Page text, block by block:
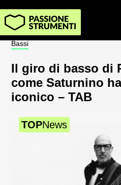
Contatti
Impostazioni dei cookie
Chi Siamo
Newsletter
Bassi
Il giro di basso di
come Saturnino
iconico – TAB
TOPNews